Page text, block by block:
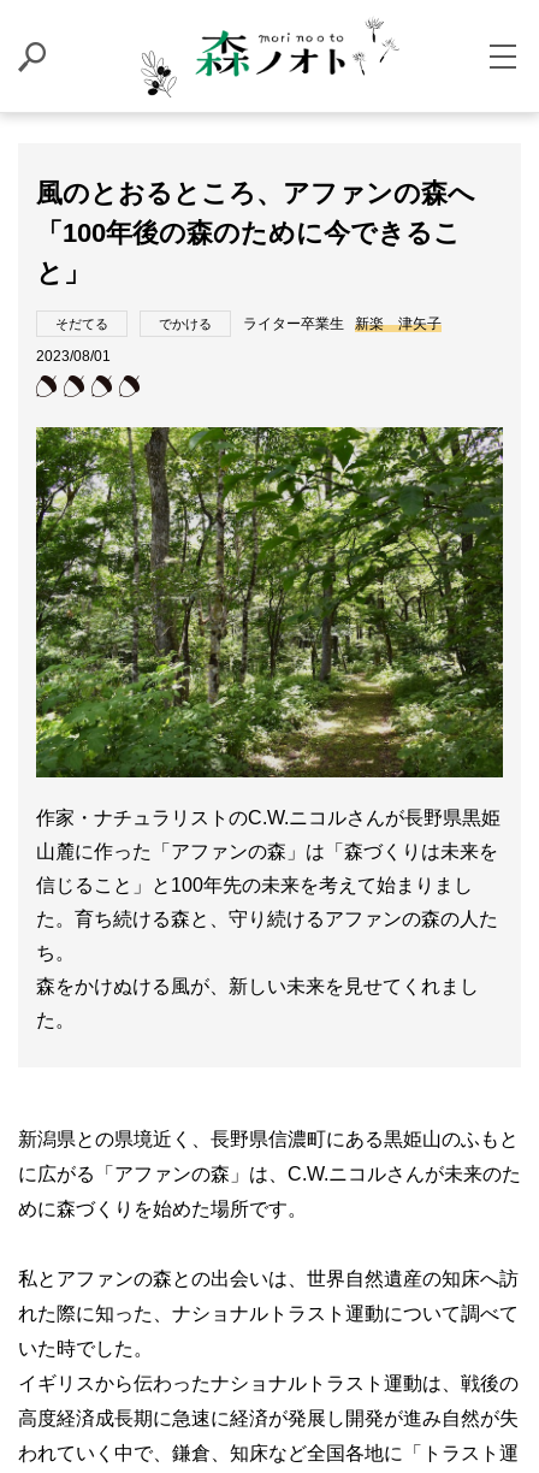
風のとおるところ、アファンの森へ
「100年後の森のために今できるこ
と」
そだてる でかける ライター卒業生
新楽 津矢子
2023/08/01
作家・ナチュラリストのC.W.ニコルさんが長野県黒姫
山麓に作った「アファンの森」は「森づくりは未来を
信じること」と100年先の未来を考えて始まりまし
た。育ち続ける森と、守り続けるアファンの森の人た
ち。
森をかけぬける風が、新しい未来を見せてくれまし
た。
新潟県との県境近く、長野県信濃町にある黒姫山のふもと
に広がる「アファンの森」は、C.W.ニコルさんが未来のた
めに森づくりを始めた場所です。
私とアファンの森との出会いは、世界自然遺産の知床へ訪
れた際に知った、ナショナルトラスト運動について調べて
いた時でした。
イギリスから伝わったナショナルトラスト運動は、戦後の
高度経済成長期に急速に経済が発展し開発が進み自然が失
われていく中で、鎌倉、知床など全国各地に「トラスト運